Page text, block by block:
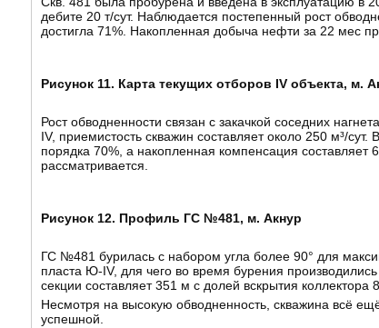
дебите 20 т/сут. Наблюдается постепенный рост
достигла 71%. Накопленная добыча нефти за 22 мес
Рисунок 11. Карта текущих отборов IV объекта, м.
Рост обводненности связан с закачкой соседних
IV, приемистость скважин составляет около 250 м³/
порядка 70%, а накопленная компенсация
рассматривается.
Рисунок 12. Профиль ГС №481, м. Акнур
ГС №481 бурилась с набором угла более 90° для
пласта Ю-IV, для чего во время бурения производились
секции составляет 351 м с долей вскрытия коллектора
Несмотря на высокую обводненность, скважина всё
успешной.